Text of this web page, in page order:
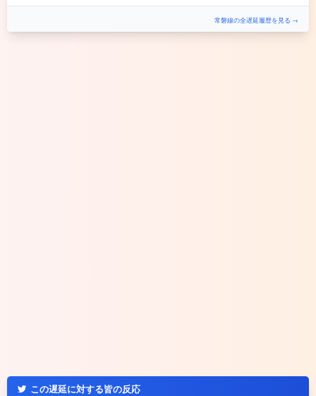
常磐線の全遅延履歴を見る →
この遅延に対する皆の反応